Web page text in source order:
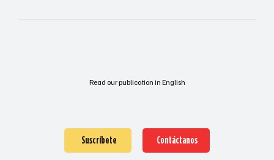
Read our publication in English
Suscríbete Contáctanos